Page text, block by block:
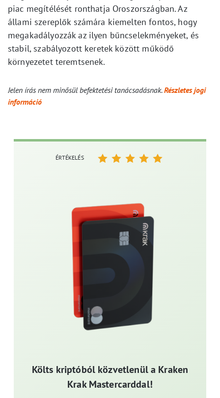
piac megítélését ronthatja Oroszországban. Az
állami szereplők számára kiemelten fontos, hogy
megakadályozzák az ilyen bűncselekményeket, és
stabil, szabályozott keretek között működő
környezetet teremtsenek.
Jelen írás nem minősül befektetési tanácsadásnak.Részletes jogi
információ
Költs kriptóból közvetlenül a Kraken
Krak Mastercarddal!
ÉRTÉKELÉS